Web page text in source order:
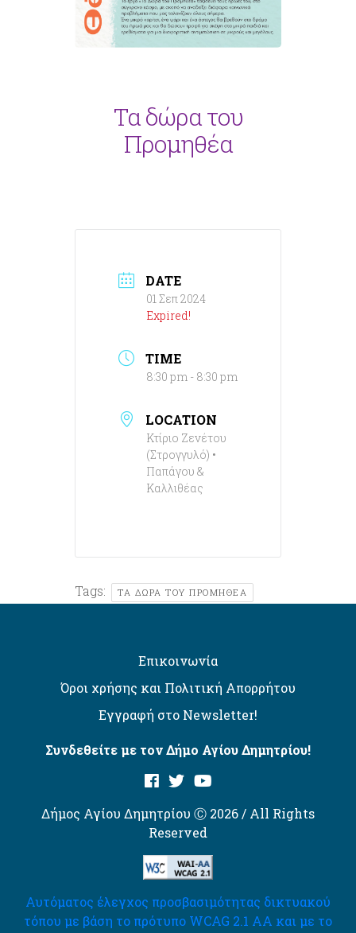
Τα δώρα του
Προμηθέα
DATE
01 Σεπ 2024
Expired!
TIME
8:30 pm - 8:30 pm
LOCATION
Κτίριο Ζενέτου
(Στρογγυλό) •
Παπάγου &
Καλλιθέας
Tags: ΤΑ ΔΏΡΑ ΤΟΥ ΠΡΟΜΗΘΈΑ
Επικοινωνία
Όροι χρήσης και Πολιτική Απορρήτου
Εγγραφή στο Newsletter!
Συνδεθείτε με τον Δήμο Αγίου Δημητρίου!
Δήμος Αγίου Δημητρίου Ⓒ 2026 / All Rights
Reserved
Αυτόματος έλεγχος προσβασιμότητας δικτυακού
τόπου με βάση το πρότυπο WCAG 2.1 AA και με το